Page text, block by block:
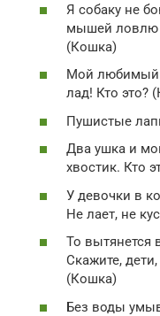
Я собаку не
мышей ловлю
(Кошка)
Мой любимый
лад! Кто это?
Пушистые
Два ушка и
хвостик. Кто
У девочки в
Не лает, не
То вытянется
Скажите,
(Кошка)
Без воды